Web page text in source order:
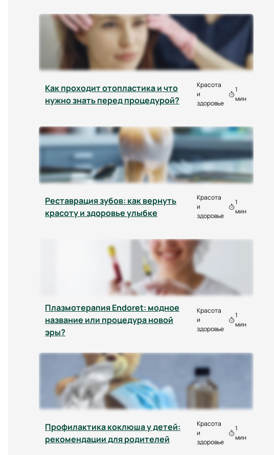
Как проходит отопластика и что
нужно знать перед процедурой?
Красота
и
здоровье
1
мин
Реставрация зубов: как вернуть
красоту и здоровье улыбке
Красота
и
здоровье
1
мин
Плазмотерапия Endoret: модное
название или процедура новой
эры?
Красота
и
здоровье
1
мин
Профилактика коклюша у детей:
рекомендации для родителей
Красота
и
здоровье
1
мин